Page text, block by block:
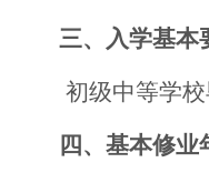
三、入学基本
初级中等学校
四、基本修业